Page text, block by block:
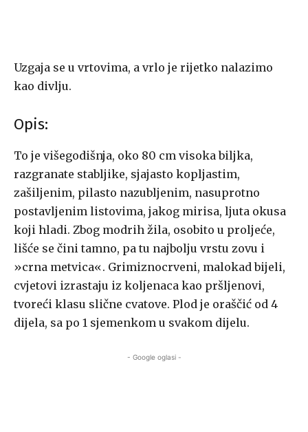
Uzgaja se u vrtovima, a vrlo je rijetko nalazimo
kao divlju.
Opis:
To je višegodišnja, oko 80 cm visoka biljka,
razgranate stabljike, sjajasto kopljastim,
zašiljenim, pilasto nazubljenim, nasuprotno
postavljenim listovima, jakog mirisa, ljuta okusa
koji hladi. Zbog modrih žila, osobito u proljeće,
lišće se čini tamno, pa tu najbolju vrstu zovu i
»crna metvica«. Grimiznocrveni, malokad bijeli,
cvjetovi izrastaju iz koljenaca kao pršljenovi,
tvoreći klasu slične cvatove. Plod je oraščić od 4
dijela, sa po 1 sjemenkom u svakom dijelu.
- Google oglasi -